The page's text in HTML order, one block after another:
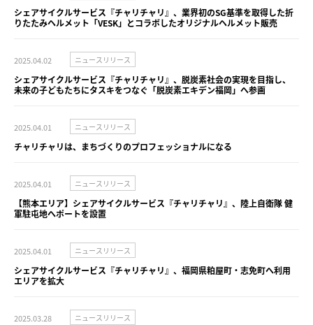
シェアサイクルサービス『チャリチャリ』、業界初のSG基準を取得した折
りたたみヘルメット「VESK」とコラボしたオリジナルヘルメット販売
2025.04.02 ニュースリリース
シェアサイクルサービス『チャリチャリ』、脱炭素社会の実現を目指し、
未来の子どもたちにタスキをつなぐ「脱炭素エキデン福岡」へ参画
2025.04.01 ニュースリリース
チャリチャリは、まちづくりのプロフェッショナルになる
2025.04.01 ニュースリリース
【熊本エリア】シェアサイクルサービス『チャリチャリ』、陸上自衛隊 健
軍駐屯地へポートを設置
2025.04.01 ニュースリリース
シェアサイクルサービス『チャリチャリ』、福岡県粕屋町・志免町へ利用
エリアを拡大
2025.03.28 ニュースリリース